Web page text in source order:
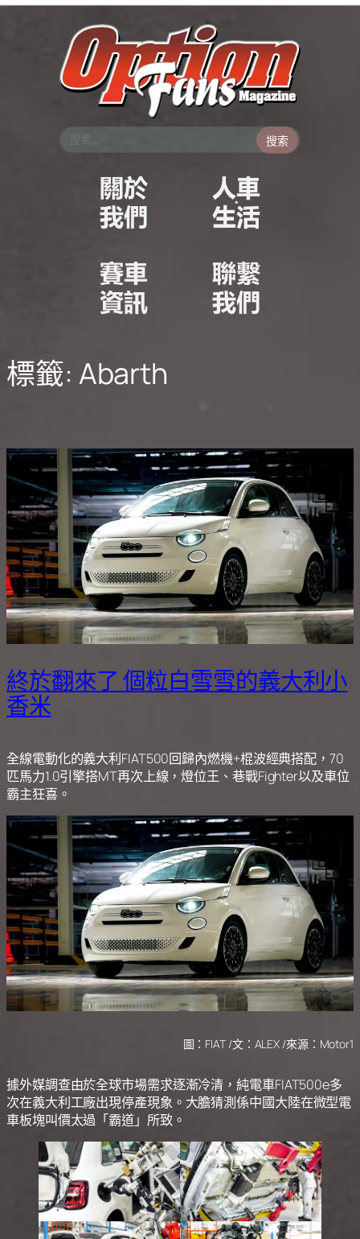
搜索
標籤: Abarth
終於翻來了 個粒白雪雪的義大利小
香米
全線電動化的義大利FIAT500回歸內燃機+棍波經典搭配，70
匹馬力1.0引擎搭MT再次上線，燈位王、巷戰Fighter以及車位
霸主狂喜。
圖：FIAT /文：ALEX /來源：Motor1
據外媒調查由於全球市場需求逐漸冷清，純電車FIAT500e多
次在義大利工廠出現停產現象。大膽猜測係中國大陸在微型電
車板塊叫價太過「霸道」所致。